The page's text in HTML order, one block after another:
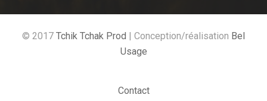
© 2017 Tchik Tchak Prod | Conception/réalisation Bel
Usage
Contact